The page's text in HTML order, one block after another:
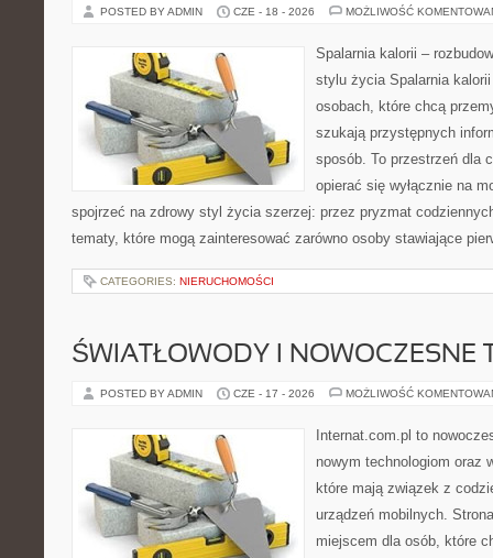
POSTED BY ADMIN CZE - 18 - 2026 MOŻLIWOŚĆ
Spalarnia kalorii –
stylu życia Spalarnia
osobach, które chcą
szukają przystępnych
sposób. To przestrzeń dla
opierać się wyłącznie na
spojrzeć na zdrowy styl życia szerzej: przez pryzmat
tematy, które mogą zainteresować zarówno osoby stawiające
CATEGORIES: NIERUCHOMOŚCI
ŚWIATŁOWODY I NOWOCZESNE
POSTED BY ADMIN CZE - 17 - 2026 MOŻLIWOŚĆ
Internat.com.pl to
nowym technologiom oraz
które mają związek z
urządzeń mobilnych.
miejscem dla osób, które